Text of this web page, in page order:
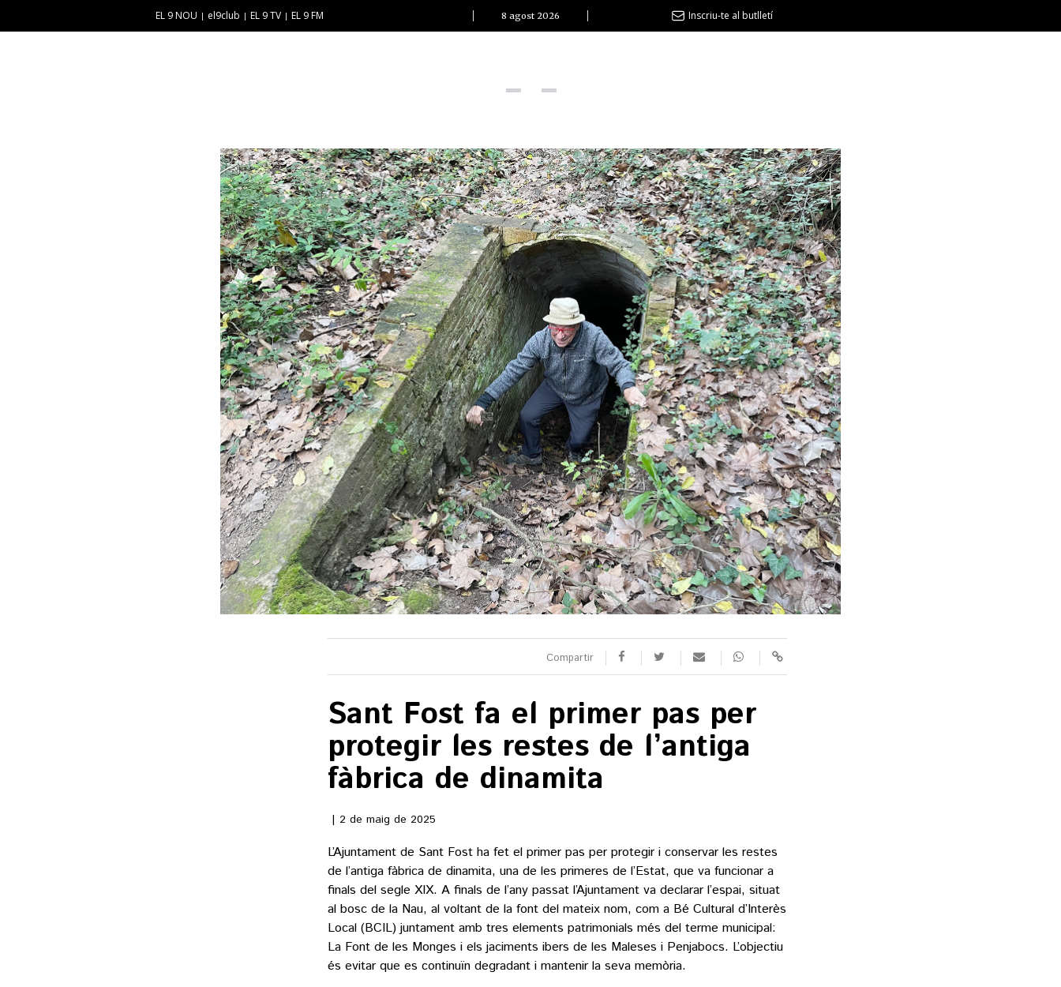
Novetats discogràfiques
El Clàssic | ELS 3 TAMBORS
TEMÀTIQUES
ESPORTS
Futbol
Hoquei patins
Motor
Veure totes
CULTURA
Arts escèniques
Cultura popular
Llibres
Calaix
Veure totes
SUPLEMENTS
Fotogaleries
9magazín
Agenda
Blogosfera
EL 9 TV
EL 9 NOU el9club EL 9 TV EL 9 FM 8 agost 2026 Inscriu-te al butlletí
Compartir
Sant Fost fa el primer pas per
protegir les restes de l’antiga
fàbrica de dinamita
2 de maig de 2025
L’Ajuntament de Sant Fost ha fet el primer pas per protegir i conservar les restes
de l’antiga fàbrica de dinamita, una de les primeres de l’Estat, que va funcionar a
finals del segle XIX. A finals de l’any passat l’Ajuntament va declarar l’espai, situat
al bosc de la Nau, al voltant de la font del mateix nom, com a Bé Cultural d’Interès
Local (BCIL) juntament amb tres elements patrimonials més del terme municipal:
La Font de les Monges i els jaciments ibers de les Maleses i Penjabocs. L’objectiu
és evitar que es continuïn degradant i mantenir la seva memòria.